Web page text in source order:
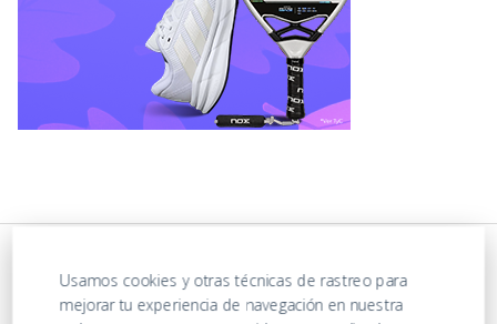
Usamos cookies y otras técnicas de rastreo para
mejorar tu experiencia de navegación en nuestra